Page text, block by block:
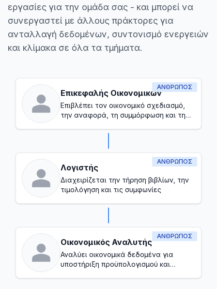
εργασίες για την ομάδα σας - και μπορεί να
συνεργαστεί με άλλους πράκτορες για
ανταλλαγή δεδομένων, συντονισμό ενεργειών
και κλίμακα σε όλα τα τμήματα.
ΆΝΘΡΩΠΟΣ
Επικεφαλής Οικονομικών
Επιβλέπει τον οικονομικό σχεδιασμό,
την αναφορά, τη συμμόρφωση και τη
προϋπολογισμού
ΆΝΘΡΩΠΟΣ
Λογιστής
Διαχειρίζεται την τήρηση βιβλίων, την
τιμολόγηση και τις συμφωνίες
ΆΝΘΡΩΠΟΣ
Οικονομικός Αναλυτής
Αναλύει οικονομικά δεδομένα για
υποστήριξη προϋπολογισμού και